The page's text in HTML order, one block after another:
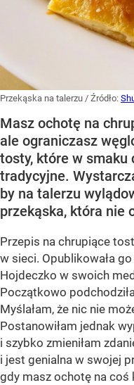
Przekąska na talerzu / Źródło:
Masz ochotę na
ale ograniczasz
tosty, które w smaku
tradycyjne.
by na talerzu
przekąska, która nie
Przepis na chrupiące
w sieci. Opublikowała
Hojdeczko w swoich
Początkowo
Myślałam, że nic nie
Postanowiłam jednak
i szybko zmieniłam
i jest genialna w swojej
gdy masz ochotę na coś